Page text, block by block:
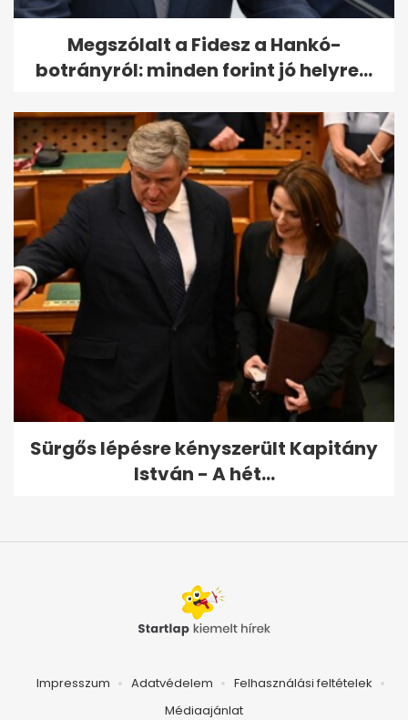
Megszólalt a Fidesz a Hankó-
botrányról: minden forint jó helyre...
Sürgős lépésre kényszerült Kapitány
István - A hét...
Impresszum Adatvédelem
Felhasználási feltételek
Médiaajánlat